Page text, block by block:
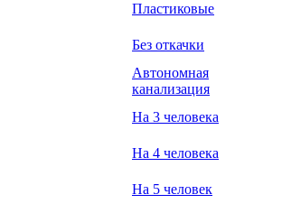
Пластиковые
Без откачки
Автономная
канализация
На 3 человека
На 4 человека
На 5 человек